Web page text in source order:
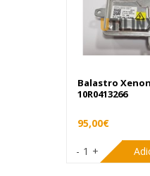
Balastro Xenon
10R0413266
95,00€
- 1 +